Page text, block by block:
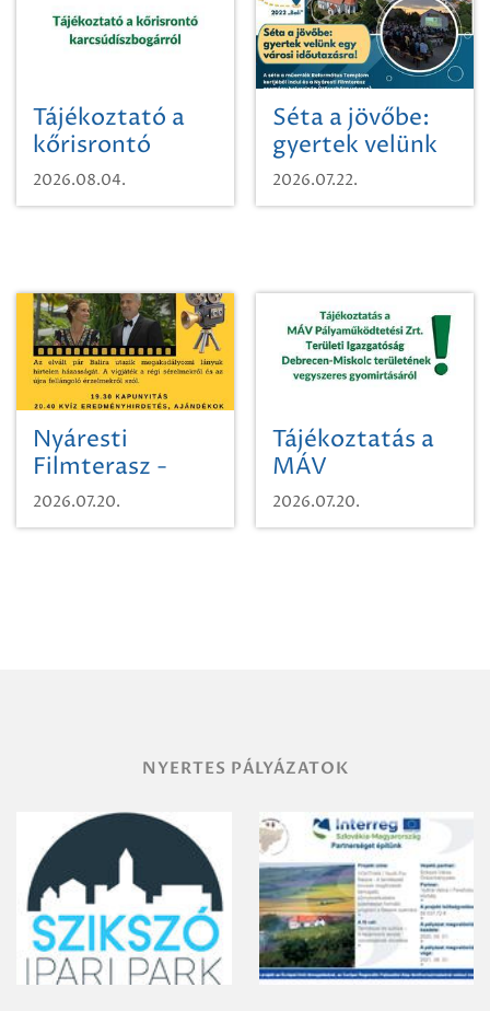
Tájékoztató a
kőrisrontó
karcsúdíszbogárról
2026.08.04.
Séta a jövőbe:
gyertek velünk
egy városi
időutazásra!
2026.07.22.
Nyáresti
Filmterasz -
Beugró a
Paradicsomba
2026.07.20.
Tájékoztatás a
MÁV
Pályaműködtetési
Zrt. Területi
2026.07.20.
NYERTES PÁLYÁZATOK